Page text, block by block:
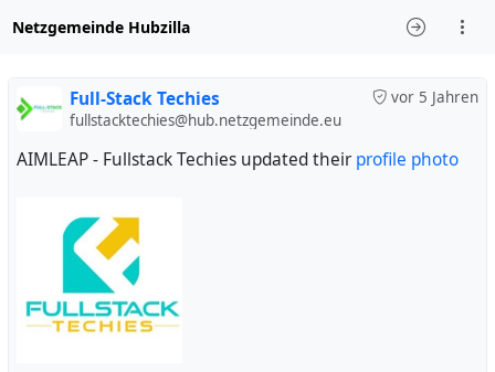
Netzgemeinde Hubzilla
vor 5 Jahren
Full-Stack Techies
fullstacktechies@hub.netzgemeinde.eu
AIMLEAP - Fullstack Techies updated their profile photo